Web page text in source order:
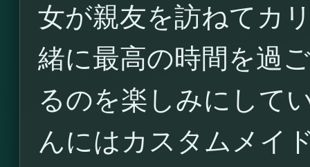
女が親友を訪ねてカ
緒に最高の時間を過
るのを楽しみにして
んにはカスタムメイ